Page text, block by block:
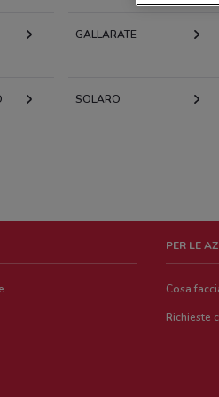
GALLARATE
SOLARO
PER LE
Cosa
Richieste